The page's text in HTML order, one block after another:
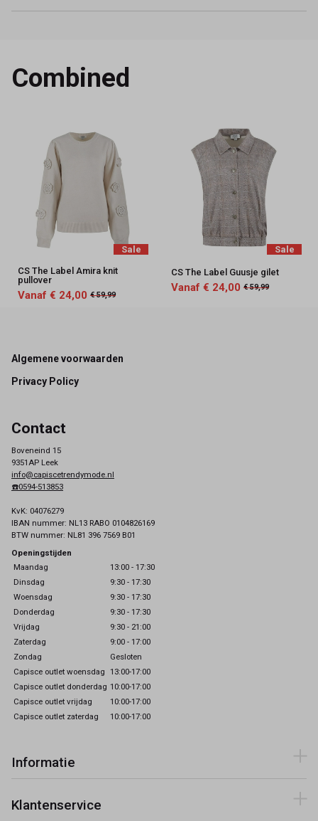
Combined
Sale
CS The Label Amira knit
pullover
Vanaf € 24,00 € 59,99
Sale
CS The Label Guusje gilet
Vanaf € 24,00 € 59,99
Footer
Algemene voorwaarden
Privacy Policy
Contact
Boveneind 15
9351AP Leek
info@capiscetrendymode.nl
☎️0594-513853
KvK: 04076279
IBAN nummer: NL13 RABO 0104826169
BTW nummer: NL81 396 7569 B01
Openingstijden
Maandag
13:00 - 17:30
Dinsdag
9:30 - 17:30
Woensdag
9:30 - 17:30
Donderdag
9:30 - 17:30
Vrijdag
9:30 - 21:00
Zaterdag
9:00 - 17:00
Zondag
Gesloten
Capisce outlet woensdag 13:00-17:00
Capisce outlet donderdag 10:00-17:00
Capisce outlet vrijdag
10:00-17:00
Capisce outlet zaterdag
10:00-17:00
Informatie
Klantenservice